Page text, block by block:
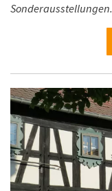
Sonderausstellungen.